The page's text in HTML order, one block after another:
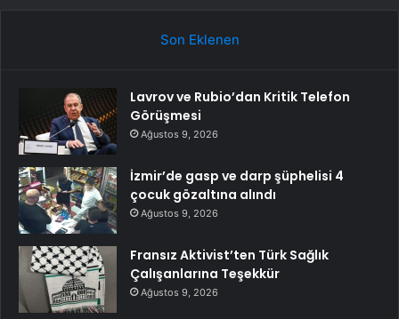
Son Eklenen
Lavrov ve Rubio’dan Kritik Telefon
Görüşmesi
Ağustos 9, 2026
İzmir’de gasp ve darp şüphelisi 4
çocuk gözaltına alındı
Ağustos 9, 2026
Fransız Aktivist’ten Türk Sağlık
Çalışanlarına Teşekkür
Ağustos 9, 2026